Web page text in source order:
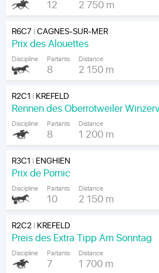
12 2 750 m
R6C7 |CAGNES-SUR-MER
Prix des Alouettes
Discipline Partants
8
Distance
2 150 m
R2C1 | KREFELD
Discipline Partants
8
Distance
1 200 m
R3C1 | ENGHIEN
Prix de Pornic
Discipline Partants
10
Distance
2 150 m
R2C2| KREFELD
Preis des Extra Tipp Am Sonntag
Discipline Partants
7
Distance
1 700 m